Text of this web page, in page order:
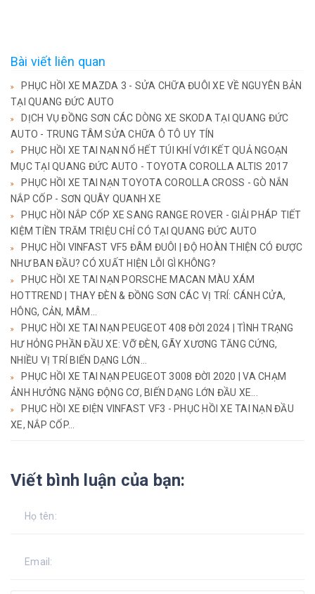
Bài viết liên quan
PHỤC HỒI XE MAZDA 3 - SỬA CHỮA ĐUÔI XE VỀ NGUYÊN BẢN
TẠI QUANG ĐỨC AUTO
DỊCH VỤ ĐỒNG SƠN CÁC DÒNG XE SKODA TẠI QUANG ĐỨC
AUTO - TRUNG TÂM SỬA CHỮA Ô TÔ UY TÍN
PHỤC HỒI XE TAI NẠN NỔ HẾT TÚI KHÍ VỚI KẾT QUẢ NGOẠN
MỤC TẠI QUANG ĐỨC AUTO - TOYOTA COROLLA ALTIS 2017
PHỤC HỒI XE TAI NẠN TOYOTA COROLLA CROSS - GÒ NẮN
NẮP CỐP - SƠN QUÂY QUANH XE
PHỤC HỒI NẮP CỐP XE SANG RANGE ROVER - GIẢI PHÁP TIẾT
KIỆM TIỀN TRĂM TRIỆU CHỈ CÓ TẠI QUANG ĐỨC AUTO
PHỤC HỒI VINFAST VF5 ĐÂM ĐUÔI | ĐỘ HOÀN THIỆN CÓ ĐƯỢC
NHƯ BAN ĐẦU? CÓ XUẤT HIỆN LỖI GÌ KHÔNG?
PHỤC HỒI XE TAI NẠN PORSCHE MACAN MÀU XÁM
HOTTREND | THAY ĐÈN & ĐỒNG SƠN CÁC VỊ TRÍ: CÁNH CỬA,
HÔNG, CẢN, MÂM...
PHỤC HỒI XE TAI NẠN PEUGEOT 408 ĐỜI 2024 | TÌNH TRẠNG
HƯ HỎNG PHẦN ĐẦU XE: VỠ ĐÈN, GÃY XƯƠNG TĂNG CỨNG,
NHIỀU VỊ TRÍ BIẾN DẠNG LỚN...
PHỤC HỒI XE TAI NẠN PEUGEOT 3008 ĐỜI 2020 | VA CHẠM
ẢNH HƯỞNG NẶNG ĐỘNG CƠ, BIẾN DẠNG LỚN ĐẦU XE...
PHỤC HỒI XE ĐIỆN VINFAST VF3 - PHỤC HỒI XE TAI NẠN ĐẦU
XE, NẮP CỐP...
Viết bình luận của bạn: